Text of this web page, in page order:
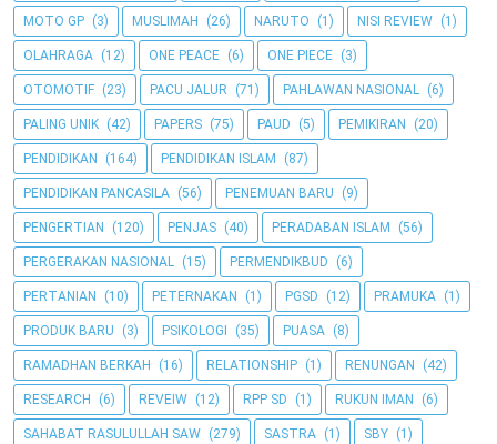
MOTO GP (3) MUSLIMAH (26) NARUTO (1) NISI REVIEW (1)
OLAHRAGA (12) ONE PEACE (6) ONE PIECE (3)
OTOMOTIF (23) PACU JALUR (71) PAHLAWAN NASIONAL (6)
PALING UNIK (42) PAPERS (75) PAUD (5) PEMIKIRAN (20)
PENDIDIKAN (164) PENDIDIKAN ISLAM (87)
PENDIDIKAN PANCASILA (56) PENEMUAN BARU (9)
PENGERTIAN (120) PENJAS (40) PERADABAN ISLAM (56)
PERGERAKAN NASIONAL (15) PERMENDIKBUD (6)
PERTANIAN (10) PETERNAKAN (1) PGSD (12) PRAMUKA (1)
PRODUK BARU (3) PSIKOLOGI (35) PUASA (8)
RAMADHAN BERKAH (16) RELATIONSHIP (1) RENUNGAN (42)
RESEARCH (6) REVEIW (12) RPP SD (1) RUKUN IMAN (6)
SAHABAT RASULULLAH SAW (279) SASTRA (1) SBY (1)